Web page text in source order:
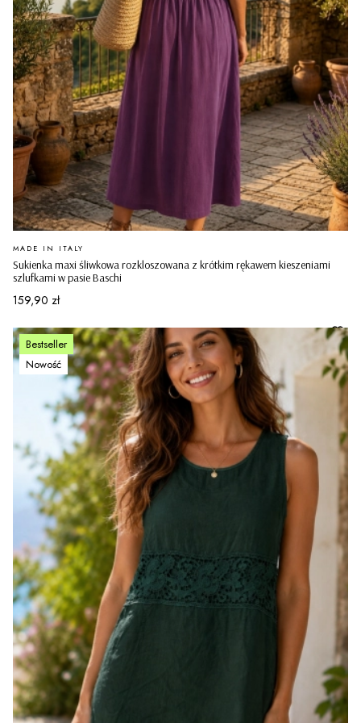
Sukienka maxi śliwkowa rozkloszowana z krótkim rękawem kieszeniami
szlufkami w pasie Baschi
PRODUCENT
MADE IN ITALY
Cena
159,90 zł
Bestseller
Nowość